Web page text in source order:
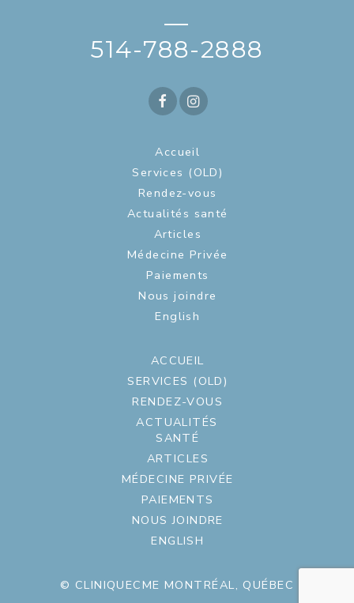
—
514-788-2888
Accueil
Services (OLD)
Rendez-vous
Actualités santé
Articles
Médecine Privée
Paiements
Nous joindre
English
ACCUEIL
SERVICES (OLD)
RENDEZ-VOUS
ACTUALITÉS
SANTÉ
ARTICLES
MÉDECINE PRIVÉE
PAIEMENTS
NOUS JOINDRE
ENGLISH
© CLINIQUECME MONTRÉAL, QUÉBEC